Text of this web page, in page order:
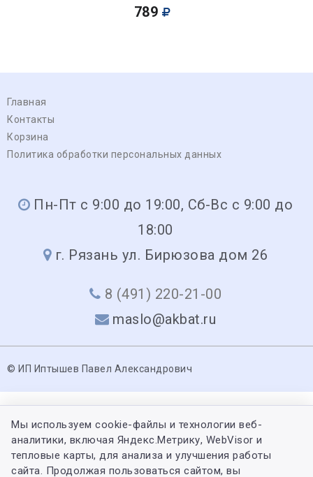
789
Главная
Контакты
Корзина
Политика обработки персональных данных
Пн-Пт с 9:00 до 19:00, Сб-Вс с 9:00 до
18:00
г. Рязань ул. Бирюзова дом 26
8 (491) 220-21-00
maslo@akbat.ru
© ИП Иптышев Павел Александрович
Мы используем cookie-файлы и технологии веб-
аналитики, включая Яндекс.Метрику, WebVisor и
тепловые карты, для анализа и улучшения работы
сайта. Продолжая пользоваться сайтом, вы